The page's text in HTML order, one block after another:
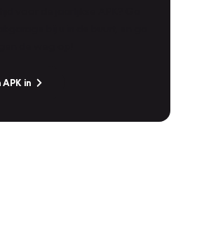
APK in